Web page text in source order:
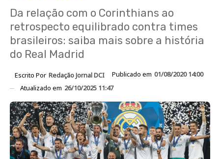
Da relação com o Corinthians ao
retrospecto equilibrado contra times
brasileiros: saiba mais sobre a história
do Real Madrid
Escrito Por Redação Jornal DCI Publicado em 01/08/2020 14:00
Atualizado em 26/10/2025 11:47